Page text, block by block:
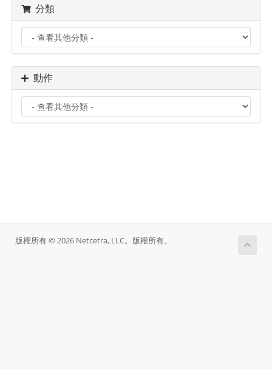
分類
動作
版權所有 © 2026 Netcetra, LLC。版權所有。